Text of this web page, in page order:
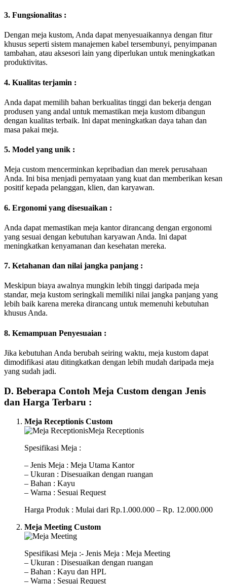
3. Fungsionalitas :
Dengan meja kustom, Anda dapat menyesuaikannya dengan fitur
khusus seperti sistem manajemen kabel tersembunyi, penyimpanan
tambahan, atau aksesori lain yang diperlukan untuk meningkatkan
produktivitas.
4. Kualitas terjamin :
Anda dapat memilih bahan berkualitas tinggi dan bekerja dengan
produsen yang andal untuk memastikan meja kustom dibangun
dengan kualitas terbaik. Ini dapat meningkatkan daya tahan dan
masa pakai meja.
5. Model yang unik :
Meja custom mencerminkan kepribadian dan merek perusahaan
Anda. Ini bisa menjadi pernyataan yang kuat dan memberikan kesan
positif kepada pelanggan, klien, dan karyawan.
6. Ergonomi yang disesuaikan :
Anda dapat memastikan meja kantor dirancang dengan ergonomi
yang sesuai dengan kebutuhan karyawan Anda. Ini dapat
meningkatkan kenyamanan dan kesehatan mereka.
7. Ketahanan dan nilai jangka panjang :
Meskipun biaya awalnya mungkin lebih tinggi daripada meja
standar, meja kustom seringkali memiliki nilai jangka panjang yang
lebih baik karena mereka dirancang untuk memenuhi kebutuhan
khusus Anda.
8. Kemampuan Penyesuaian :
Jika kebutuhan Anda berubah seiring waktu, meja kustom dapat
dimodifikasi atau ditingkatkan dengan lebih mudah daripada meja
yang sudah jadi.
D. Beberapa Contoh Meja Custom dengan Jenis
dan Harga Terbaru :
Meja Receptionis Custom
Spesifikasi Meja :
– Jenis Meja : Meja Utama Kantor
– Ukuran : Disesuaikan dengan ruangan
– Bahan : Kayu
– Warna : Sesuai Request
Harga Produk : Mulai dari Rp.1.000.000 – Rp. 12.000.000
Meja Meeting Custom
Spesifikasi Meja :- Jenis Meja : Meja Meeting
– Ukuran : Disesuaikan dengan ruangan
– Bahan : Kayu dan HPL
– Warna : Sesuai Request